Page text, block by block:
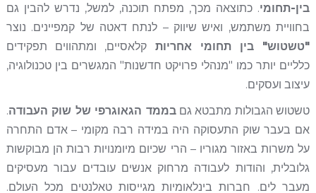
בין-תחומי. כתוצאה מכך, מפתח תוכנה, למשל, נדרש להבין גם
בחוויית משתמש, ואיש שיווק – לנתח דאטה של קמפיינים. נוצר
"טשטוש" בין תחומי אחריות קלאסיים, ומתהווים תפקידים
כלליים יותר כמו "מנהלי פרויקט חדשנות" המגשרים בין טכנולוגיה,
עיצוב ועסקים.
טשטוש הגבולות מתבטא גםבממד הגאוגרפי של שוק העבודה.
אם בעבר שוק התעסוקה היה במידה רבה מקומי – אדם התחרה
על משרות באזור מגוריו – הרי שכיום מיומנויות רבות הן מבוקשות
גלובלית, והודות לעבודה מרחוק אנשים עובדים עבור מעסיקים
מעבר לים. חברות בינלאומיות מגייסות טאלנטים מכל העולם.